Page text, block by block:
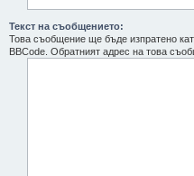
Текст на съобщението:
Това съобщение ще бъде изпратено
BBCode. Обратният адрес на това